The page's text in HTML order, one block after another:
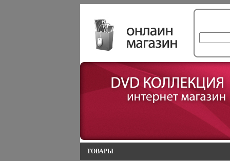
ТОВАРЫ